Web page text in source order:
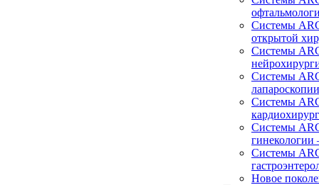
Системы
открытой
Системы
Системы
лапароскопии
Системы
Системы
гинекологии
Системы
Новое